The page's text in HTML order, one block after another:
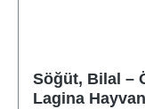
Söğüt, Bilal –
Lagina